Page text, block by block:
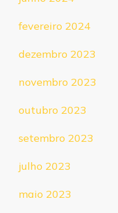
fevereiro 2024
dezembro 2023
novembro 2023
outubro 2023
setembro 2023
julho 2023
maio 2023